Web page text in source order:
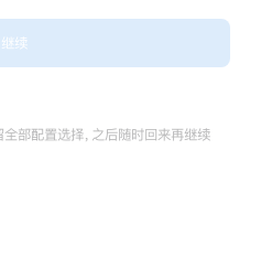
继续
部配置选择，之后随时回来再继续